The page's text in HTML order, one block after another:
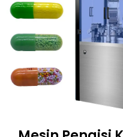
Mesin Pengisi
Medis